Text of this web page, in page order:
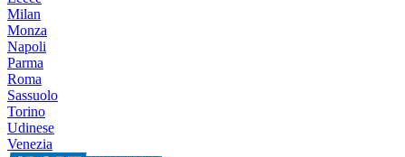
Milan
Monza
Napoli
Parma
Roma
Sassuolo
Torino
Udinese
Venezia